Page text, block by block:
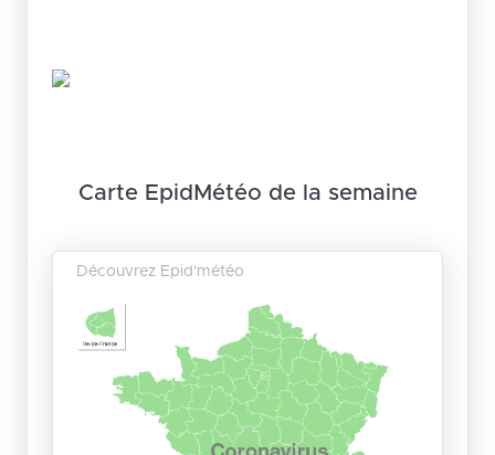
Carte EpidMétéo de la semaine
Découvrez Epid'météo